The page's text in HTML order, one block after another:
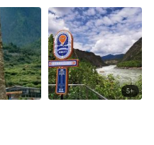
美的自然景观。这里垂直自然
季雨林到雪山冰原，多种景观
美身姿。此外，大峡谷地区生
，古老的信仰与现代的守护
珍贵礼物，也是全人类共同的
5+